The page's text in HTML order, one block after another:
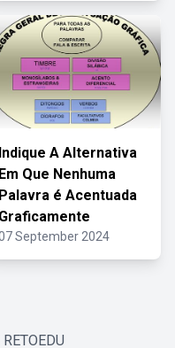
Indique A Alternativa
Em Que Nenhuma
Palavra é Acentuada
Graficamente
September 2024
RETOEDU